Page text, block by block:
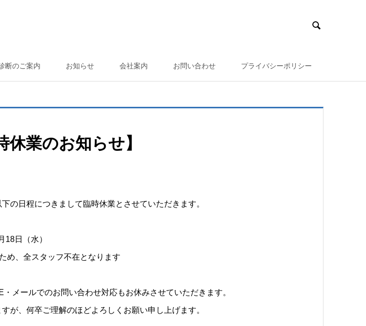

断のご案内 お知らせ 会社案内 お問い合わせ プライバシーポリシー
休業のお知らせ】
の日程につきまして臨時休業とさせていただきます。
18日（水）
め、全スタッフ不在となります
・メールでのお問い合わせ対応もお休みさせていただきます。
が、何卒ご理解のほどよろしくお願い申し上げます。